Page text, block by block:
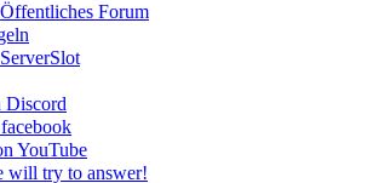
Forum
YouTube
try to answer!